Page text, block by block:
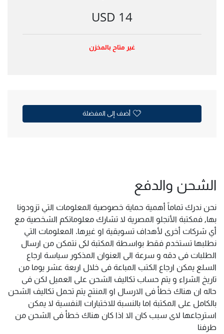
14 USD
غير متاح بالمخزن
أضف إلى المفضلة
الشحن والدفع
نحن ندرك تماماً أهمية حماية خصوصية المعلومات التي تزودونا
بها, فمكتبة الأنجلو المصرية لا تشارك معلوماتكم الشخصية مع
أي شركات أخرى لأهداف تسويقية او غيرها. المعلومات التي
نطلبها تستخدم فقط بواسطة المكتبة لكى نتمكن من ارسال
الطلبات فى دقه و سرعة الى العنوان المذكور سياسة ارجاع
السلع يمكن ارجاع الكتب المباعة فى خلال اربعة عشر يوما من
تاريخ الشراء و يتم حساب تكاليف الشحن على العميل لكن فى
حاله ان هناك خطأ فى الارسال او المنتج يتم تحمل تكاليف الشحن
بالكامل على المكتبة اما بالنسبة للاختبارات النفسية لا يمكن
استرجاعها لاى سبب كان الا اذا كان هناك خطأ فى الشحن من
طرفنا